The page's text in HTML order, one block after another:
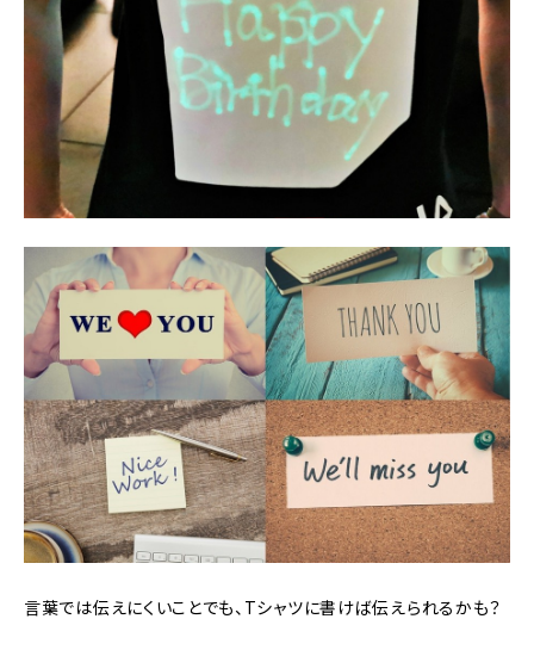
言葉では伝えにくいことでも、Tシャツに書けば伝えられるかも？